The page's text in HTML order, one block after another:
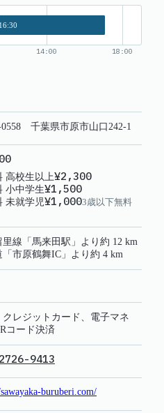
14:00 18:00
0558 千葉県市原市山口242-1
高校生以上¥2,300
小中学生¥1,500
未就学児¥1,0003歳以下無料
里線「馬来田駅」より約 12 km
「市原鶴舞IC」より約 4 km
クレジットカード、電子マネ
コード決済
9413
buruberi.com/